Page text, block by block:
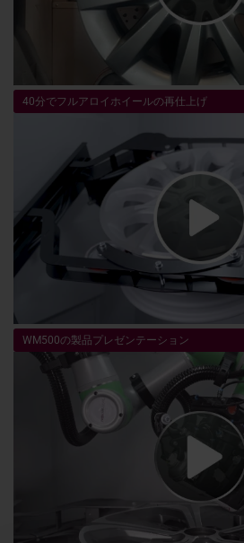
40分でフルアロイホイールの再仕上げ
WM500の製品プレゼンテーション